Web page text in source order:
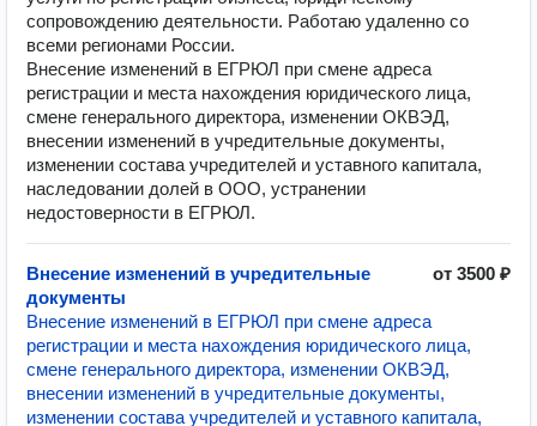
сопровождению деятельности. Работаю удаленно со
всеми регионами России.
Внесение изменений в ЕГРЮЛ при смене адреса
регистрации и места нахождения юридического лица,
смене генерального директора, изменении ОКВЭД,
внесении изменений в учредительные документы,
изменении состава учредителей и уставного капитала,
наследовании долей в ООО, устранении
недостоверности в ЕГРЮЛ.
Внесение изменений в учредительные
документы
от 3500 ₽
Внесение изменений в ЕГРЮЛ при смене адреса
регистрации и места нахождения юридического лица,
смене генерального директора, изменении ОКВЭД,
внесении изменений в учредительные документы,
изменении состава учредителей и уставного капитала,